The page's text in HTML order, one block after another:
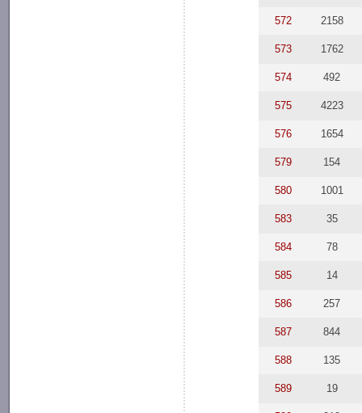
572 2158
573 1762
574 492
575 4223
576 1654
579 154
580 1001
583 35
584 78
585 14
586 257
587 844
588 135
589 19